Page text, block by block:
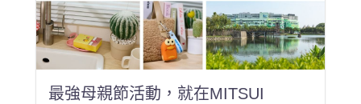
最強母親節活動，就在MITSUI